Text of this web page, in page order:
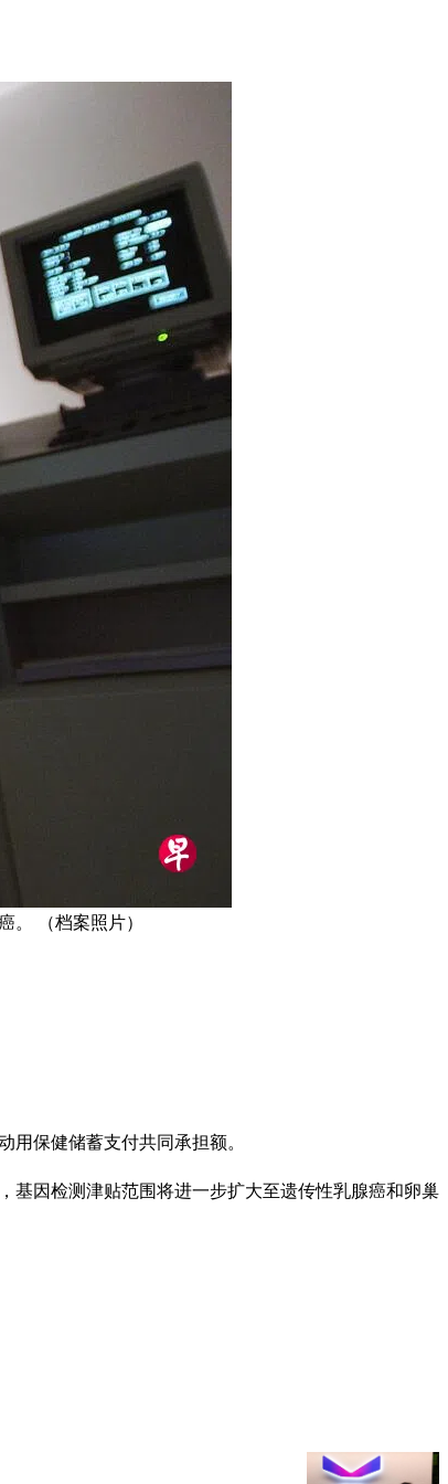
。 （档案照片）
保健储蓄支付共同承担额。
基因检测津贴范围将进一步扩大至遗传性乳腺癌和卵巢